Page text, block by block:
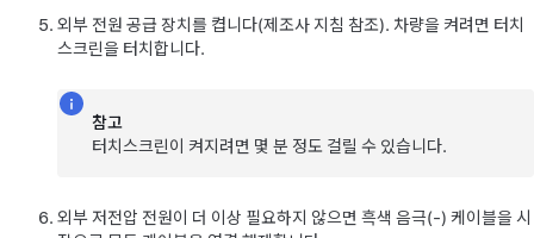
외부 전원 공급 장치를 켭니다(제조사 지침 참조). 차량을 켜려면 터치
스크린을 터치합니다.
참고
터치스크린이 켜지려면 몇 분 정도 걸릴 수 있습니다.
외부저전압 전원이 더 이상 필요하지 않으면 흑색 음극(-) 케이블을 시